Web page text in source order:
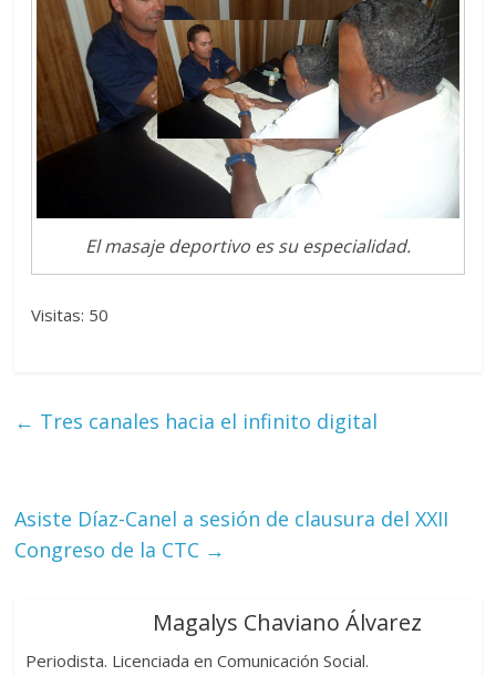
El masaje deportivo es su especialidad.
Visitas: 50
← Tres canales hacia el infinito digital
Asiste Díaz-Canel a sesión de clausura del XXII
Congreso de la CTC →
Magalys Chaviano Álvarez
Periodista. Licenciada en Comunicación Social.